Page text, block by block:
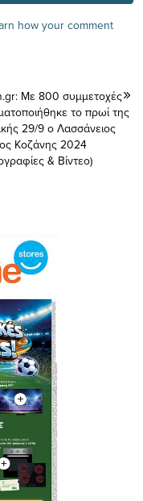
how your comment
Με 800 συμμετοχές
το πρωί της
29/9 ο Λασσάνειος
Κοζάνης 2024
& Βίντεο)